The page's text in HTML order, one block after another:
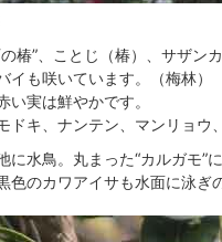
椿”、ことじ（椿）、サザンカ
イも咲いています。（梅林）
い実は鮮やかです。
ドキ、ナンテン、マンリョウ
に水鳥。丸まった“カルガモ”
色のカワアイサも水面に泳ぎ